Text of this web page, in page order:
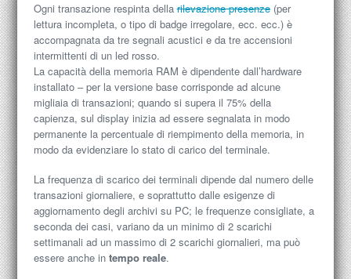
Ogni transazione respinta dellarilevazione presenze(per
lettura incompleta, o tipo di badge irregolare, ecc. ecc.) è
accompagnata da tre segnali acustici e da tre accensioni
intermittenti di un led rosso.
La capacità della memoria RAM è dipendente dall’hardware
installato – per la versione base corrisponde ad alcune
migliaia di transazioni; quando si supera il 75% della
capienza, sul display inizia ad essere segnalata in modo
permanente la percentuale di riempimento della memoria, in
modo da evidenziare lo stato di carico del terminale.
La frequenza di scarico dei terminali dipende dal numero delle
transazioni giornaliere, e soprattutto dalle esigenze di
aggiornamento degli archivi su PC; le frequenze consigliate, a
seconda dei casi, variano da un minimo di 2 scarichi
settimanali ad un massimo di 2 scarichi giornalieri, ma può
essere anche in tempo reale.